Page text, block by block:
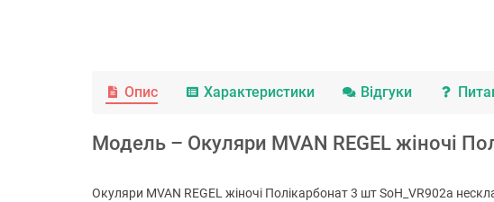
Опис Характеристики Відгуки
Модель – Окуляри MVAN REGEL жіночі
Окуляри MVAN REGEL жіночі Полікарбонат 3 шт SoH_VR902a